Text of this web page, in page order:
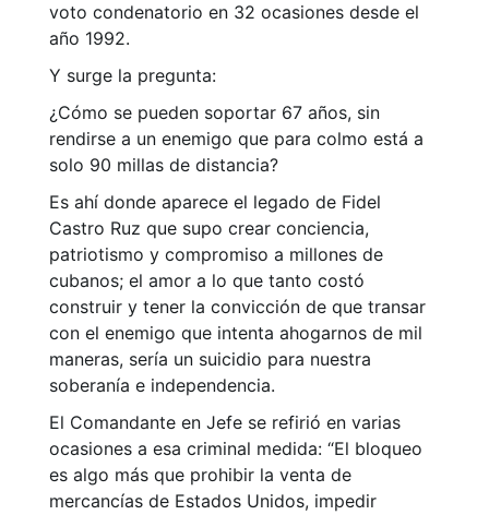
voto condenatorio en 32 ocasiones desde el
año 1992.
Y surge la pregunta:
¿Cómo se pueden soportar 67 años, sin
rendirse a un enemigo que para colmo está a
solo 90 millas de distancia?
Es ahí donde aparece el legado de Fidel
Castro Ruz que supo crear conciencia,
patriotismo y compromiso a millones de
cubanos; el amor a lo que tanto costó
construir y tener la convicción de que transar
con el enemigo que intenta ahogarnos de mil
maneras, sería un suicidio para nuestra
soberanía e independencia.
El Comandante en Jefe se refirió en varias
ocasiones a esa criminal medida: “El bloqueo
es algo más que prohibir la venta de
mercancías de Estados Unidos, impedir